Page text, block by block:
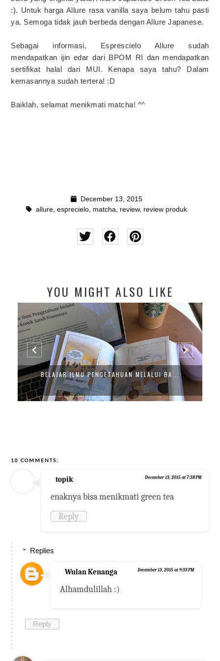
:). Untuk harga Allure rasa vanilla saya belum tahu pasti
ya. Semoga tidak jauh berbeda dengan Allure Japanese.
Sebagai informasi, Esprescielo Allure sudah
mendapatkan ijin edar dari BPOM RI dan mendapatkan
sertifikat halal dari MUI. Kenapa saya tahu? Dalam
kemasannya sudah tertera! :D
Baiklah, selamat menikmati matcha! ^^
December 13, 2015
allure, esprecielo, matcha review, review produk
YOU MIGHT ALSO LIKE
BELAJAR ILMU PENGETAHUAN MELALUI BA...
10 COMMENTS:
topik December 13, 2015 at 7:38 PM
enaknya bisa menikmati green tea
Reply
Replies
Wulan Kenanga December 13, 2015 at 9:33 PM
Alhamdulillah :)
Reply